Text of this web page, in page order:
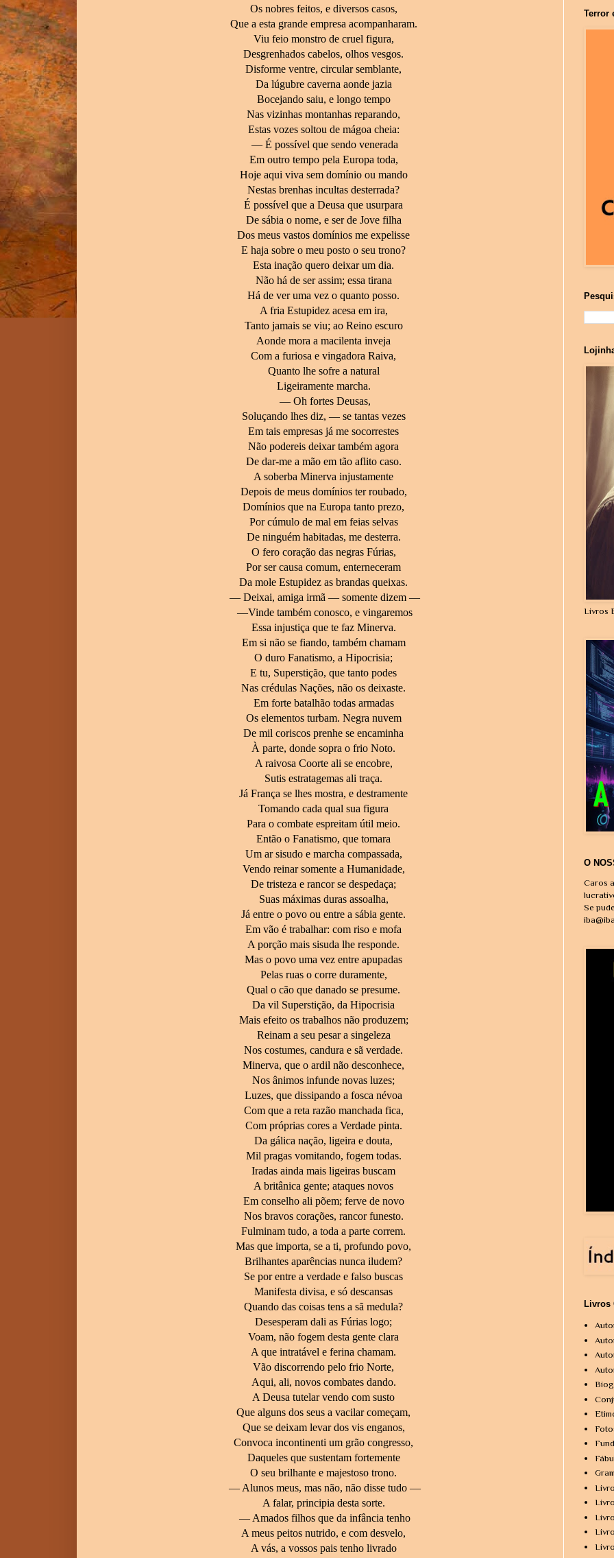
Os nobres feitos, e diversos casos,
Que a esta grande empresa acompanharam.
Viu feio monstro de cruel figura,
Desgrenhados cabelos, olhos vesgos.
Disforme ventre, circular semblante,
Da lúgubre caverna aonde jazia
Bocejando saiu, e longo tempo
Nas vizinhas montanhas reparando,
Estas vozes soltou de mágoa cheia:
— É possível que sendo venerada
Em outro tempo pela Europa toda,
Hoje aqui viva sem domínio ou mando
Nestas brenhas incultas desterrada?
É possível que a Deusa que usurpara
De sábia o nome, e ser de Jove filha
Dos meus vastos domínios me expelisse
E haja sobre o meu posto o seu trono?
Esta inação quero deixar um dia.
Não há de ser assim; essa tirana
Há de ver uma vez o quanto posso.
A fria Estupidez acesa em ira,
Tanto jamais se viu; ao Reino escuro
Aonde mora a macilenta inveja
Com a furiosa e vingadora Raiva,
Quanto lhe sofre a natural
Ligeiramente marcha.
— Oh fortes Deusas,
Soluçando lhes diz, — se tantas vezes
Em tais empresas já me socorrestes
Não podereis deixar também agora
De dar-me a mão em tão aflito caso.
A soberba Minerva injustamente
Depois de meus domínios ter roubado,
Domínios que na Europa tanto prezo,
Por cúmulo de mal em feias selvas
De ninguém habitadas, me desterra.
O fero coração das negras Fúrias,
Por ser causa comum, enterneceram
Da mole Estupidez as brandas queixas.
— Deixai, amiga irmã — somente dizem —
—Vinde também conosco, e vingaremos
Essa injustiça que te faz Minerva.
Em si não se fiando, também chamam
O duro Fanatismo, a Hipocrisia;
E tu, Superstição, que tanto podes
Nas crédulas Nações, não os deixaste.
Em forte batalhão todas armadas
Os elementos turbam. Negra nuvem
De mil coriscos prenhe se encaminha
À parte, donde sopra o frio Noto.
A raivosa Coorte ali se encobre,
Sutis estratagemas ali traça.
Já França se lhes mostra, e destramente
Tomando cada qual sua figura
Para o combate espreitam útil meio.
Então o Fanatismo, que tomara
Um ar sisudo e marcha compassada,
Vendo reinar somente a Humanidade,
De tristeza e rancor se despedaça;
Suas máximas duras assoalha,
Já entre o povo ou entre a sábia gente.
Em vão é trabalhar: com riso e mofa
A porção mais sisuda lhe responde.
Mas o povo uma vez entre apupadas
Pelas ruas o corre duramente,
Qual o cão que danado se presume.
Da vil Superstição, da Hipocrisia
Mais efeito os trabalhos não produzem;
Reinam a seu pesar a singeleza
Nos costumes, candura e sã verdade.
Minerva, que o ardil não desconhece,
Nos ânimos infunde novas luzes;
Luzes, que dissipando a fosca névoa
Com que a reta razão manchada fica,
Com próprias cores a Verdade pinta.
Da gálica nação, ligeira e douta,
Mil pragas vomitando, fogem todas.
Iradas ainda mais ligeiras buscam
A britânica gente; ataques novos
Em conselho ali põem; ferve de novo
Nos bravos corações, rancor funesto.
Fulminam tudo, a toda a parte correm.
Mas que importa, se a ti, profundo povo,
Brilhantes aparências nunca iludem?
Se por entre a verdade e falso buscas
Manifesta divisa, e só descansas
Quando das coisas tens a sã medula?
Desesperam dali as Fúrias logo;
Voam, não fogem desta gente clara
A que intratável e ferina chamam.
Vão discorrendo pelo frio Norte,
Aqui, ali, novos combates dando.
A Deusa tutelar vendo com susto
Que alguns dos seus a vacilar começam,
Que se deixam levar dos vis enganos,
Convoca incontinenti um grão congresso,
Daqueles que sustentam fortemente
O seu brilhante e majestoso trono.
— Alunos meus, mas não, não disse tudo —
A falar, principia desta sorte.
— Amados filhos que da infância tenho
A meus peitos nutrido, e com desvelo,
A vás, a vossos pais tenho livrado
Terror
Livros
O
Caros
Se
Livros